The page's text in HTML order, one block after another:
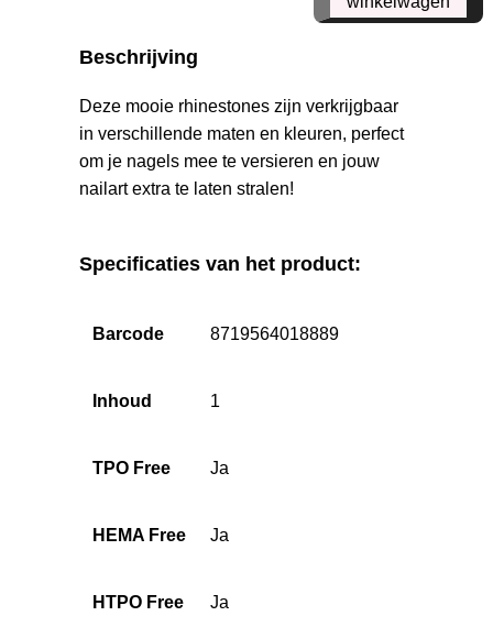
Beschrijving
Deze mooie rhinestones zijn verkrijgbaar
in verschillende maten en kleuren, perfect
om je nagels mee te versieren en jouw
nailart extra te laten stralen!
Specificaties van het product:
Barcode 8719564018889
Inhoud 1
TPO Free Ja
HEMA Free Ja
HTPO Free Ja